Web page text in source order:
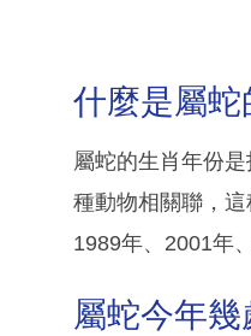
什麼是屬蛇
屬蛇的生肖年份
種動物相關聯，
1989年、2001年
屬蛇今年幾